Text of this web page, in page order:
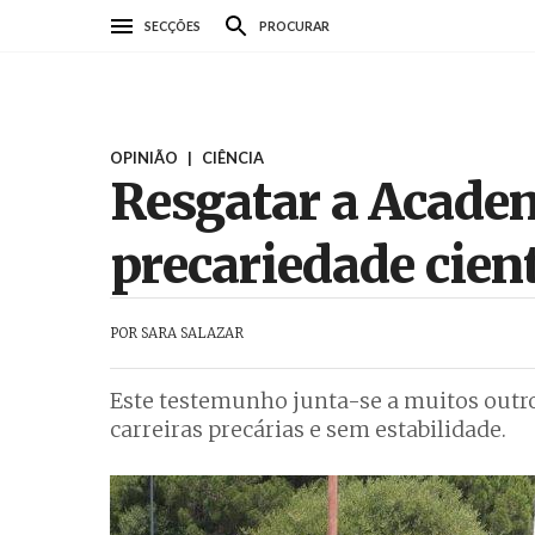
SECÇÕES PROCURAR
OPINIÃO | CIÊNCIA
Resgatar a
precariedade
POR SARA SALAZAR
Este testemunho junta-se a muitos
carreiras precárias e sem estabilidade.